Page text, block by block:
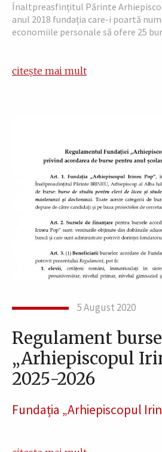
Înaltpreasfințitul Părinte
anul 2018 fundația care-i poartă
economiile personale să ofere 25
citește mai mult
5 August 2020
Regulament
„Arhiepiscopul
2025-2026
Fundația „Arhiepiscopul